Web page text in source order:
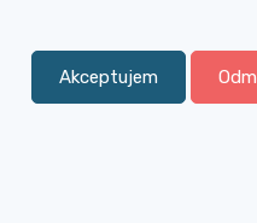
Široký
Akceptujem